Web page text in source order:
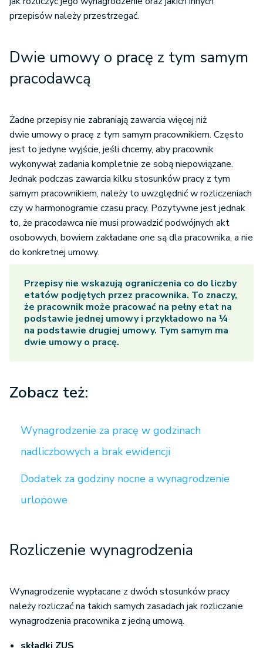
przepisów należy przestrzegać.
Dwie umowy o pracę z tym samym
pracodawcą
Żadne przepisy nie zabraniają zawarcia więcej niż
dwie umowy o pracę z tym samym pracownikiem. Często
jest to jedyne wyjście, jeśli chcemy, aby pracownik
wykonywał zadania kompletnie ze sobą niepowiązane.
Jednak podczas zawarcia kilku stosunków pracy z tym
samym pracownikiem, należy to uwzględnić w rozliczeniach
czy w harmonogramie czasu pracy. Pozytywne jest jednak
to, że pracodawca nie musi prowadzić podwójnych akt
osobowych, bowiem zakładane one są dla pracownika, a nie
do konkretnej umowy.
Przepisy nie wskazują ograniczenia co do liczby
etatów podjętych przez pracownika. To znaczy,
że pracownik może pracować na pełny etat na
podstawie jednej umowy i przykładowo na ¼
na podstawie drugiej umowy. Tym samym ma
dwie umowy o pracę.
Zobacz też:
Wynagrodzenie za pracę w godzinach
nadliczbowych a brak ewidencji
Dodatek za godziny nocne a wynagrodzenie
urlopowe
Rozliczenie wynagrodzenia
Wynagrodzenie wypłacane z dwóch stosunków pracy
należy rozliczać na takich samych zasadach jak rozliczanie
wynagrodzenia pracownika z jedną umową.